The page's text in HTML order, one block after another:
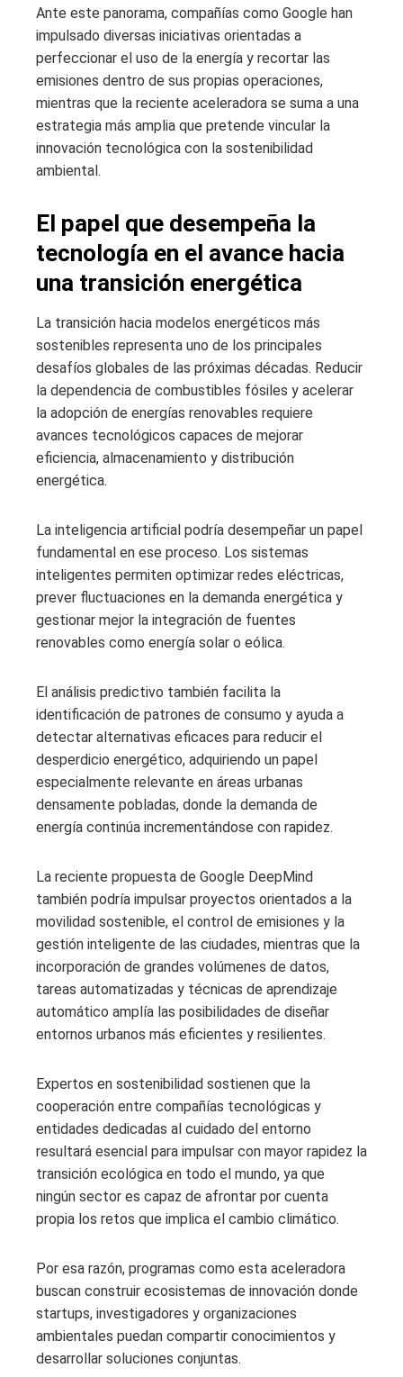
Ante este panorama, compañías como Google han
impulsado diversas iniciativas orientadas a
perfeccionar el uso de la energía y recortar las
emisiones dentro de sus propias operaciones,
mientras que la reciente aceleradora se suma a una
estrategia más amplia que pretende vincular la
innovación tecnológica con la sostenibilidad
ambiental.
El papel que desempeña la
tecnología en el avance hacia
una transición energética
La transición hacia modelos energéticos más
sostenibles representa uno de los principales
desafíos globales de las próximas décadas. Reducir
la dependencia de combustibles fósiles y acelerar
la adopción de energías renovables requiere
avances tecnológicos capaces de mejorar
eficiencia, almacenamiento y distribución
energética.
La inteligencia artificial podría desempeñar un papel
fundamental en ese proceso. Los sistemas
inteligentes permiten optimizar redes eléctricas,
prever fluctuaciones en la demanda energética y
gestionar mejor la integración de fuentes
renovables como energía solar o eólica.
El análisis predictivo también facilita la
identificación de patrones de consumo y ayuda a
detectar alternativas eficaces para reducir el
desperdicio energético, adquiriendo un papel
especialmente relevante en áreas urbanas
densamente pobladas, donde la demanda de
energía continúa incrementándose con rapidez.
La reciente propuesta de Google DeepMind
también podría impulsar proyectos orientados a la
movilidad sostenible, el control de emisiones y la
gestión inteligente de las ciudades, mientras que la
incorporación de grandes volúmenes de datos,
tareas automatizadas y técnicas de aprendizaje
automático amplía las posibilidades de diseñar
entornos urbanos más eficientes y resilientes.
Expertos en sostenibilidad sostienen que la
cooperación entre compañías tecnológicas y
entidades dedicadas al cuidado del entorno
resultará esencial para impulsar con mayor rapidez la
transición ecológica en todo el mundo, ya que
ningún sector es capaz de afrontar por cuenta
propia los retos que implica el cambio climático.
Por esa razón, programas como esta aceleradora
buscan construir ecosistemas de innovación donde
startups, investigadores y organizaciones
ambientales puedan compartir conocimientos y
desarrollar soluciones conjuntas.